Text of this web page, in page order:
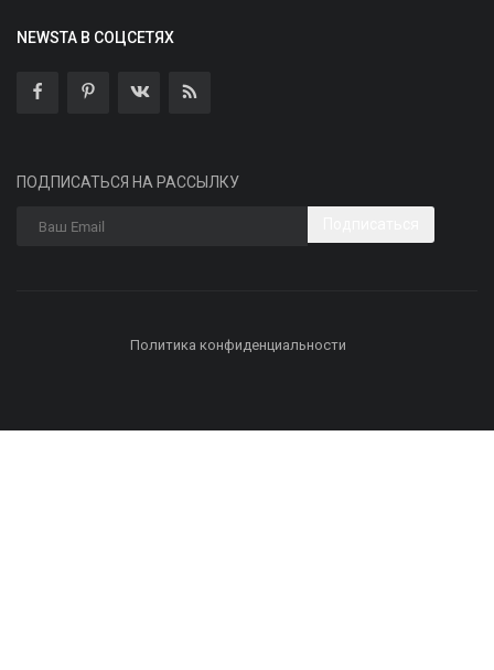
NEWSTA В СОЦСЕТЯХ
ПОДПИСАТЬСЯ НА РАССЫЛКУ
Политика конфиденциальности